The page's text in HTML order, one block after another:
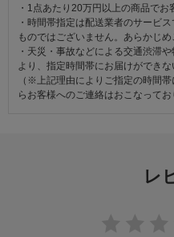
・1点あたり20万円以上の商品で
・時間帯指定は配送業者のサービ
ものではございません。あらかじめ
・天災・事故などによる交通渋滞
より、指定時間帯にお届けができな
（※上記理由によりご指定の時間
らお客様へのご連絡はおこなってお
レ